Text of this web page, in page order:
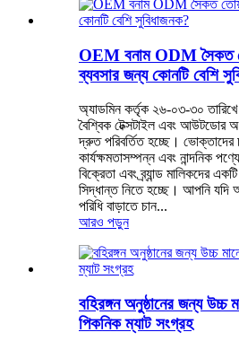
OEM বনাম ODM সৈকত
ব্যবসার জন্য কোনটি বেশি
অ্যাডমিন কর্তৃক ২৬-০৩-৩০ তারিখে
বৈশ্বিক টেক্সটাইল এবং আউটডোর
দ্রুত পরিবর্তিত হচ্ছে। ভোক্তাদের
কার্যক্ষমতাসম্পন্ন এবং নান্দনিক
বিক্রেতা এবং ব্র্যান্ড মালিকদের
সিদ্ধান্ত নিতে হচ্ছে। আপনি যদি
পরিধি বাড়াতে চান...
আরও পড়ুন
বহিরঙ্গন অনুষ্ঠানের জন্য উচ্চ
পিকনিক ম্যাট সংগ্রহ